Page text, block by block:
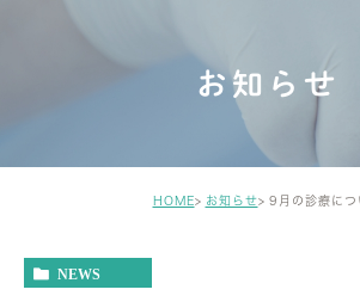
お知らせ
HOME お知らせ 9月の診療につ
NEWS